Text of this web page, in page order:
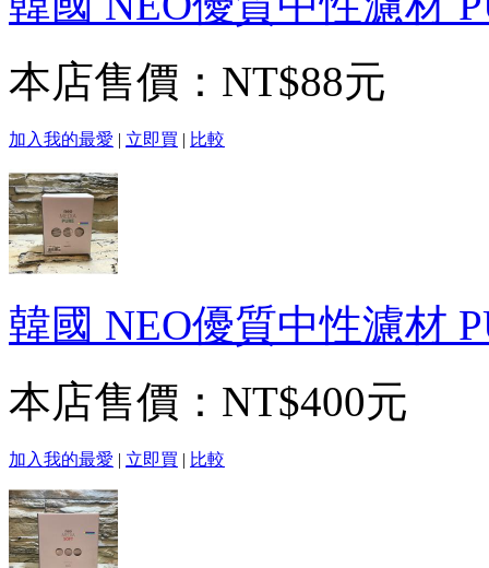
本店售價： NT$88元
加入我的最愛 | 立即買 | 比較
韓國 NEO優質中性濾材
本店售價： NT$400元
加入我的最愛 | 立即買 | 比較